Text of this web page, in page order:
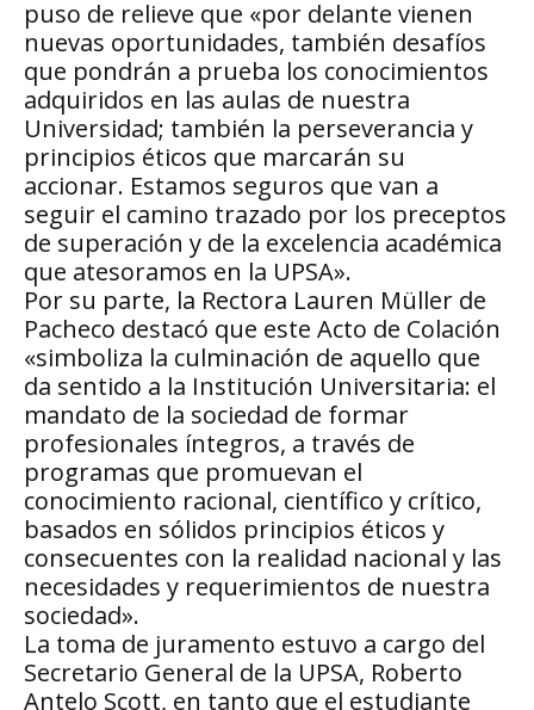
puso de relieve que «por delante vienen
nuevas oportunidades, también desafíos
que pondrán a prueba los conocimientos
adquiridos en las aulas de nuestra
Universidad; también la perseverancia y
principios éticos que marcarán su
accionar. Estamos seguros que van a
seguir el camino trazado por los preceptos
de superación y de la excelencia académica
que atesoramos en la UPSA».
Por su parte, la Rectora Lauren Müller de
Pacheco destacó que este Acto de Colación
«simboliza la culminación de aquello que
da sentido a la Institución Universitaria: el
mandato de la sociedad de formar
profesionales íntegros, a través de
programas que promuevan el
conocimiento racional, científico y crítico,
basados en sólidos principios éticos y
consecuentes con la realidad nacional y las
necesidades y requerimientos de nuestra
sociedad».
La toma de juramento estuvo a cargo del
Secretario General de la UPSA, Roberto
Antelo Scott, en tanto que el estudiante